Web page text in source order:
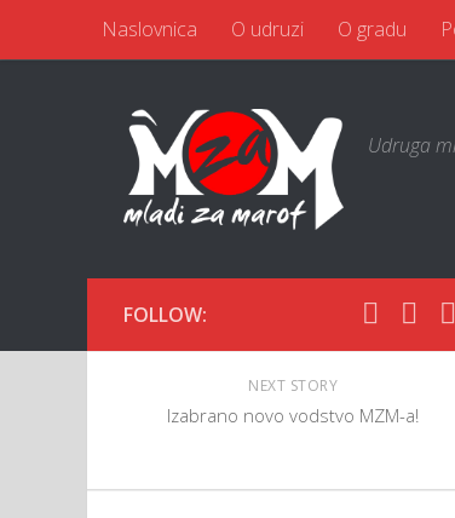
Naslovnica O udruzi O gradu
Udruga
FOLLOW:
NEXT STORY
Izabrano novo vodstvo MZM-a!